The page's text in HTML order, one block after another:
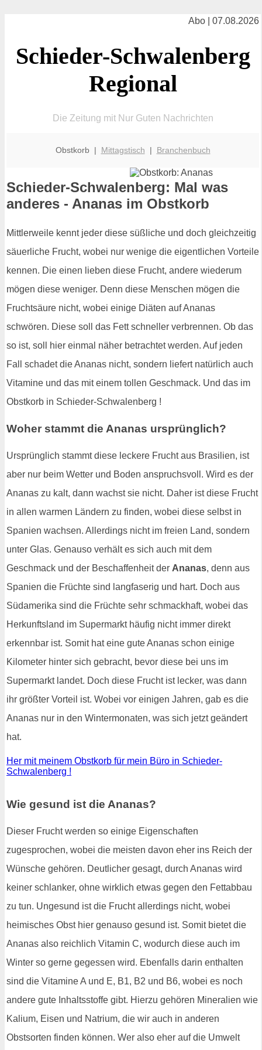
Abo | 07.08.2026
Schieder-Schwalenberg
Regional
Die Zeitung mit Nur Guten Nachrichten
Obstkorb | Mittagstisch | Branchenbuch
Schieder-Schwalenberg: Mal was
anderes - Ananas im Obstkorb
Mittlerweile kennt jeder diese süßliche und doch gleichzeitig
säuerliche Frucht, wobei nur wenige die eigentlichen Vorteile
kennen. Die einen lieben diese Frucht, andere wiederum
mögen diese weniger. Denn diese Menschen mögen die
Fruchtsäure nicht, wobei einige Diäten auf Ananas
schwören. Diese soll das Fett schneller verbrennen. Ob das
so ist, soll hier einmal näher betrachtet werden. Auf jeden
Fall schadet die Ananas nicht, sondern liefert natürlich auch
Vitamine und das mit einem tollen Geschmack. Und das im
Obstkorb in Schieder-Schwalenberg !
Woher stammt die Ananas ursprünglich?
Ursprünglich stammt diese leckere Frucht aus Brasilien, ist
aber nur beim Wetter und Boden anspruchsvoll. Wird es der
Ananas zu kalt, dann wachst sie nicht. Daher ist diese Frucht
in allen warmen Ländern zu finden, wobei diese selbst in
Spanien wachsen. Allerdings nicht im freien Land, sondern
unter Glas. Genauso verhält es sich auch mit dem
Geschmack und der Beschaffenheit der Ananas, denn aus
Spanien die Früchte sind langfaserig und hart. Doch aus
Südamerika sind die Früchte sehr schmackhaft, wobei das
Herkunftsland im Supermarkt häufig nicht immer direkt
erkennbar ist. Somit hat eine gute Ananas schon einige
Kilometer hinter sich gebracht, bevor diese bei uns im
Supermarkt landet. Doch diese Frucht ist lecker, was dann
ihr größter Vorteil ist. Wobei vor einigen Jahren, gab es die
Ananas nur in den Wintermonaten, was sich jetzt geändert
hat.
Her mit meinem Obstkorb für mein Büro in Schieder-
Schwalenberg !
Wie gesund ist die Ananas?
Dieser Frucht werden so einige Eigenschaften
zugesprochen, wobei die meisten davon eher ins Reich der
Wünsche gehören. Deutlicher gesagt, durch Ananas wird
keiner schlanker, ohne wirklich etwas gegen den Fettabbau
zu tun. Ungesund ist die Frucht allerdings nicht, wobei
heimisches Obst hier genauso gesund ist. Somit bietet die
Ananas also reichlich Vitamin C, wodurch diese auch im
Winter so gerne gegessen wird. Ebenfalls darin enthalten
sind die Vitamine A und E, B1, B2 und B6, wobei es noch
andere gute Inhaltsstoffe gibt. Hierzu gehören Mineralien wie
Kalium, Eisen und Natrium, die wir auch in anderen
Obstsorten finden können. Wer also eher auf die Umwelt